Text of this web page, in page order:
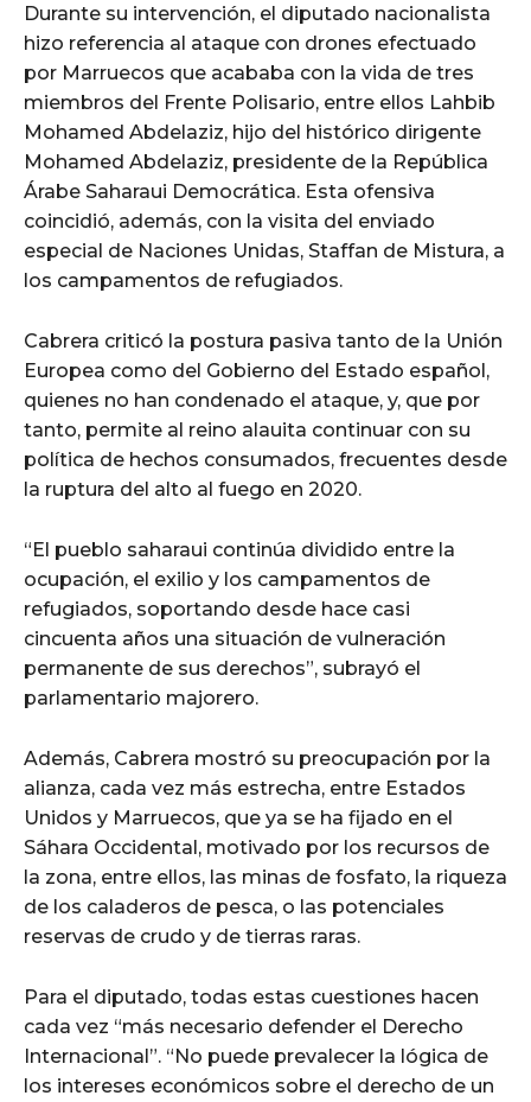
Durante su intervención, el diputado nacionalista
hizo referencia al ataque con drones efectuado
por Marruecos que acababa con la vida de tres
miembros del Frente Polisario, entre ellos Lahbib
Mohamed Abdelaziz, hijo del histórico dirigente
Mohamed Abdelaziz, presidente de la República
Árabe Saharaui Democrática. Esta ofensiva
coincidió, además, con la visita del enviado
especial de Naciones Unidas, Staffan de Mistura, a
los campamentos de refugiados.
Cabrera criticó la postura pasiva tanto de la Unión
Europea como del Gobierno del Estado español,
quienes no han condenado el ataque, y, que por
tanto, permite al reino alauita continuar con su
política de hechos consumados, frecuentes desde
la ruptura del alto al fuego en 2020.
“El pueblo saharaui continúa dividido entre la
ocupación, el exilio y los campamentos de
refugiados, soportando desde hace casi
cincuenta años una situación de vulneración
permanente de sus derechos”, subrayó el
parlamentario majorero.
Además, Cabrera mostró su preocupación por la
alianza, cada vez más estrecha, entre Estados
Unidos y Marruecos, que ya se ha fijado en el
Sáhara Occidental, motivado por los recursos de
la zona, entre ellos, las minas de fosfato, la riqueza
de los caladeros de pesca, o las potenciales
reservas de crudo y de tierras raras.
Para el diputado, todas estas cuestiones hacen
cada vez “más necesario defender el Derecho
Internacional”. “No puede prevalecer la lógica de
los intereses económicos sobre el derecho de un